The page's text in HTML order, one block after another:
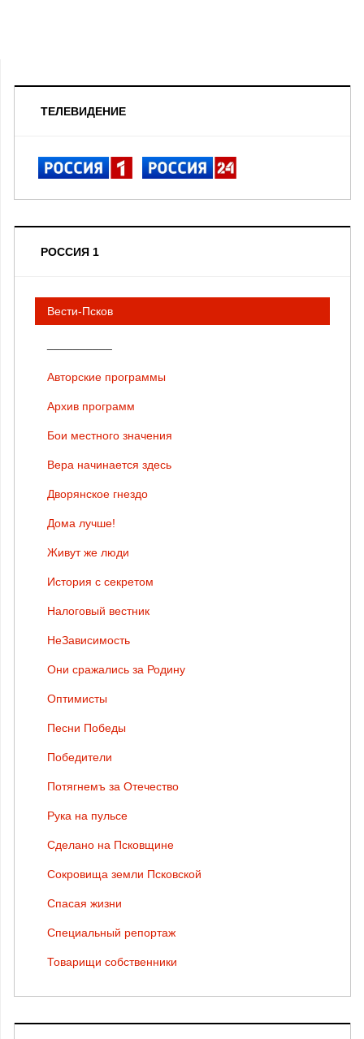
ТЕЛЕВИДЕНИЕ
РОССИЯ 1
Вести-Псков
Авторские программы
Архив программ
Бои местного значения
Вера начинается здесь
Дворянское гнездо
Дома лучше!
Живут же люди
История с секретом
Налоговый вестник
НеЗависимость
Они сражались за Родину
Оптимисты
Песни Победы
Победители
Потягнемъ за Отечество
Рука на пульсе
Сделано на Псковщине
Сокровища земли Псковской
Спасая жизни
Специальный репортаж
Товарищи собственники